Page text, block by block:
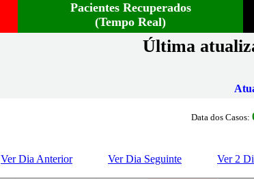
Pacientes Recuperados
(Tempo Real)
Última
Data dos Casos:
Ver Dia Anterior Ver Dia Seguinte Ver 2